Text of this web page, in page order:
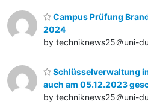
Campus Prüfung
2024
by techniknews25＠uni-
Schlüsselverwaltung
auch am 05.12.2023
by techniknews25＠uni-